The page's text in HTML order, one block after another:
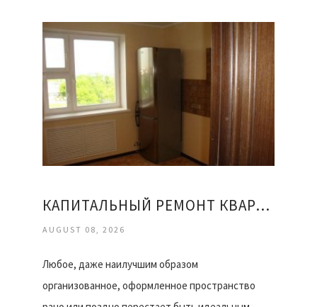
КАПИТАЛЬНЫЙ РЕМОНТ КВАРТИРЫ ОФИСА
AUGUST 08, 2026
Любое, даже наилучшим образом
организованное, оформленное пространство